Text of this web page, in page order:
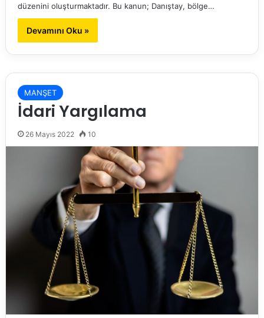
düzenini oluşturmaktadır. Bu kanun; Danıştay, bölge…
Devamını Oku »
MANŞET
İdari Yargılama
26 Mayıs 2022 10